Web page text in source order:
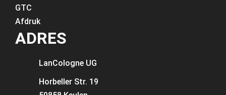
GTC
Afdruk
ADRES
LanCologne UG
Horbeller Str. 19